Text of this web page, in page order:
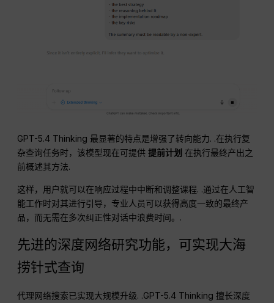
GPT-5.4 Thinking 最显著的特点是增强了转向能力. .在执行复
杂查询任务时，该模型现在可提供提前计划 在执行最终产出之
前概述其方法.
这样，用户就可以在响应过程中中断和调整课程. .通过在人工智
能工作时对其进行引导，专业人员可以获得高度一致的最终产
品，而无需在多次纠正性对话中浪费时间。 .
先进的深度网络研究功能，可实现大海
捞针式查询
代理网络搜索已实现大规模升级. .GPT-5.4 Thinking 擅长深度